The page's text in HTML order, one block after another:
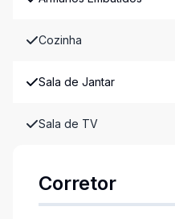
Cozinha
Sala de Jantar
Sala de TV
Corretor